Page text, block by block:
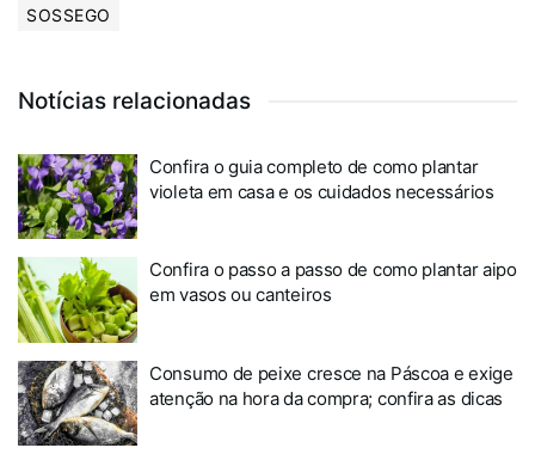
SOSSEGO
Notícias relacionadas
Confira o guia completo de como plantar
violeta em casa e os cuidados necessários
Confira o passo a passo de como plantar aipo
em vasos ou canteiros
Consumo de peixe cresce na Páscoa e exige
atenção na hora da compra; confira as dicas